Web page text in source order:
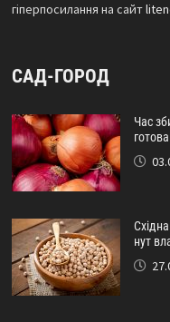
гіперпосилання на сайт
САД-ГОРОД
Час
нут